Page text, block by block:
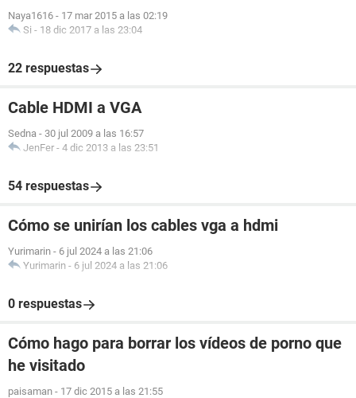
Tipo de arranque Botón de encendido/apagado
Fabricante ECS
Producto P4M800PRO-M
Versión 1.0
Número de serie [ TRIAL VERSION ]
Naya1616 - 17 mar 2015 a las 02:19
Si - 18 dic 2017 a las 23:04
22 respuestas
Cable HDMI a VGA
Sedna - 30 jul 2009 a las 16:57
JenFer - 4 dic 2013 a las 23:51
54 respuestas
Cómo se unirían los cables vga a hdmi
Yurimarin - 6 jul 2024 a las 21:06
Yurimarin - 6 jul 2024 a las 21:06
0 respuestas
Cómo hago para borrar los vídeos de porno que
he visitado
paisaman - 17 dic 2015 a las 21:55